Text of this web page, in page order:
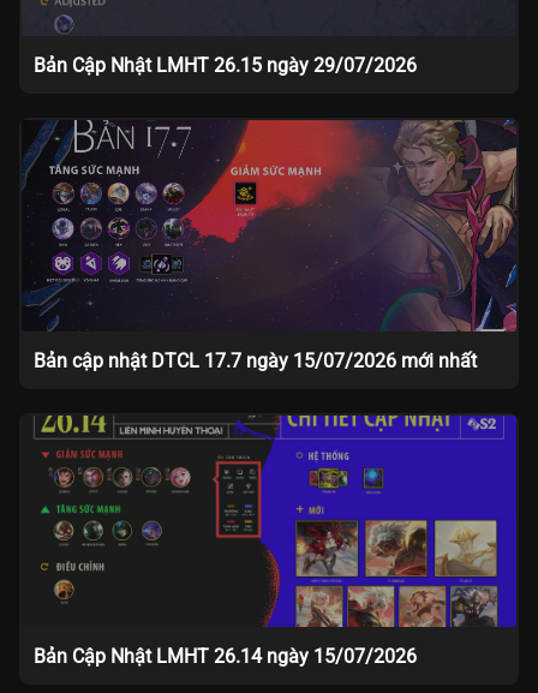
Bản Cập Nhật LMHT 26.15 ngày 29/07/2026
Bản cập nhật DTCL 17.7 ngày 15/07/2026 mới nhất
Bản Cập Nhật LMHT 26.14 ngày 15/07/2026